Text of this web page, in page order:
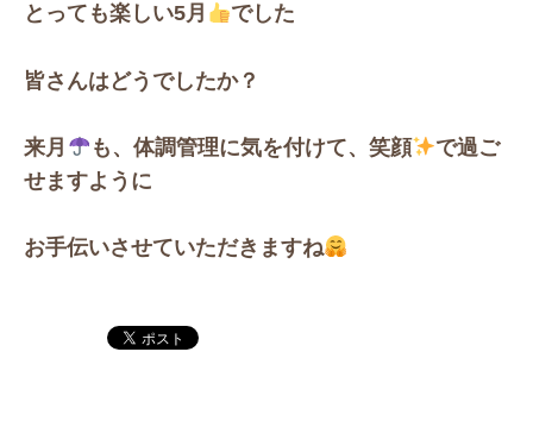
とっても楽しい5月 でした
皆さんはどうでしたか？
来月 も、体調管理に気を付けて、笑顔
で過ご
せますように
お手伝いさせていただきますね